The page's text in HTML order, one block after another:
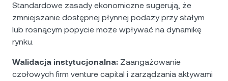
Standardowe zasady ekonomiczne sugerują, że
zmniejszanie dostępnej płynnej podaży przy stałym
lub rosnącym popycie może wpływać na dynamikę
rynku.
Walidacja instytucjonalna: Zaangażowanie
czołowych firm venture capital i zarządzania aktywami